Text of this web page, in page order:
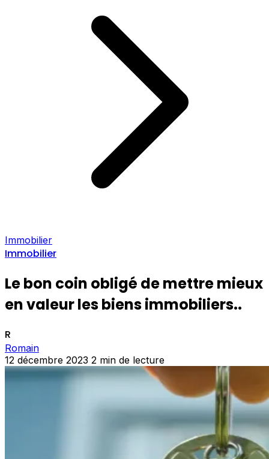
Immobilier
Immobilier
Le bon coin obligé de mettre mieux
en valeur les biens immobiliers..
R
Romain
12 décembre 2023 2 min de lecture